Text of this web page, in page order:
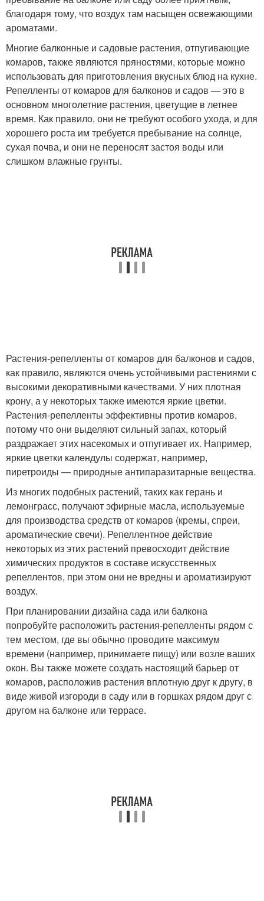
благодаря тому, что воздух там насыщен освежающими
ароматами.
Многие балконные и садовые растения, отпугивающие
комаров, также являются пряностями, которые можно
использовать для приготовления вкусных блюд на кухне.
Репелленты от комаров для балконов и садов — это в
основном многолетние растения, цветущие в летнее
время. Как правило, они не требуют особого ухода, и для
хорошего роста им требуется пребывание на солнце,
сухая почва, и они не переносят застоя воды или
слишком влажные грунты.
Растения-репелленты от комаров для балконов и садов,
как правило, являются очень устойчивыми растениями с
высокими декоративными качествами. У них плотная
крону, а у некоторых также имеются яркие цветки.
Растения-репелленты эффективны против комаров,
потому что они выделяют сильный запах, который
раздражает этих насекомых и отпугивает их. Например,
яркие цветки календулы содержат, например,
пиретроиды — природные антипаразитарные вещества.
Из многих подобных растений, таких как герань и
лемонграсс, получают эфирные масла, используемые
для производства средств от комаров (кремы, спреи,
ароматические свечи). Репеллентное действие
некоторых из этих растений превосходит действие
химических продуктов в составе искусственных
репеллентов, при этом они не вредны и ароматизируют
воздух.
При планировании дизайна сада или балкона
попробуйте расположить растения-репелленты рядом с
тем местом, где вы обычно проводите максимум
времени (например, принимаете пищу) или возле ваших
окон. Вы также можете создать настоящий барьер от
комаров, расположив растения вплотную друг к другу, в
виде живой изгороди в саду или в горшках рядом друг с
другом на балконе или террасе.